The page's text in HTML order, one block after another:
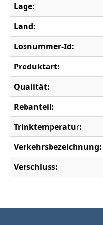
Lage:
Land:
Losnummer-Id:
Produktart:
Qualität:
Rebanteil:
Trinktemperatur:
Verkehrsbezeichnung:
Verschluss: